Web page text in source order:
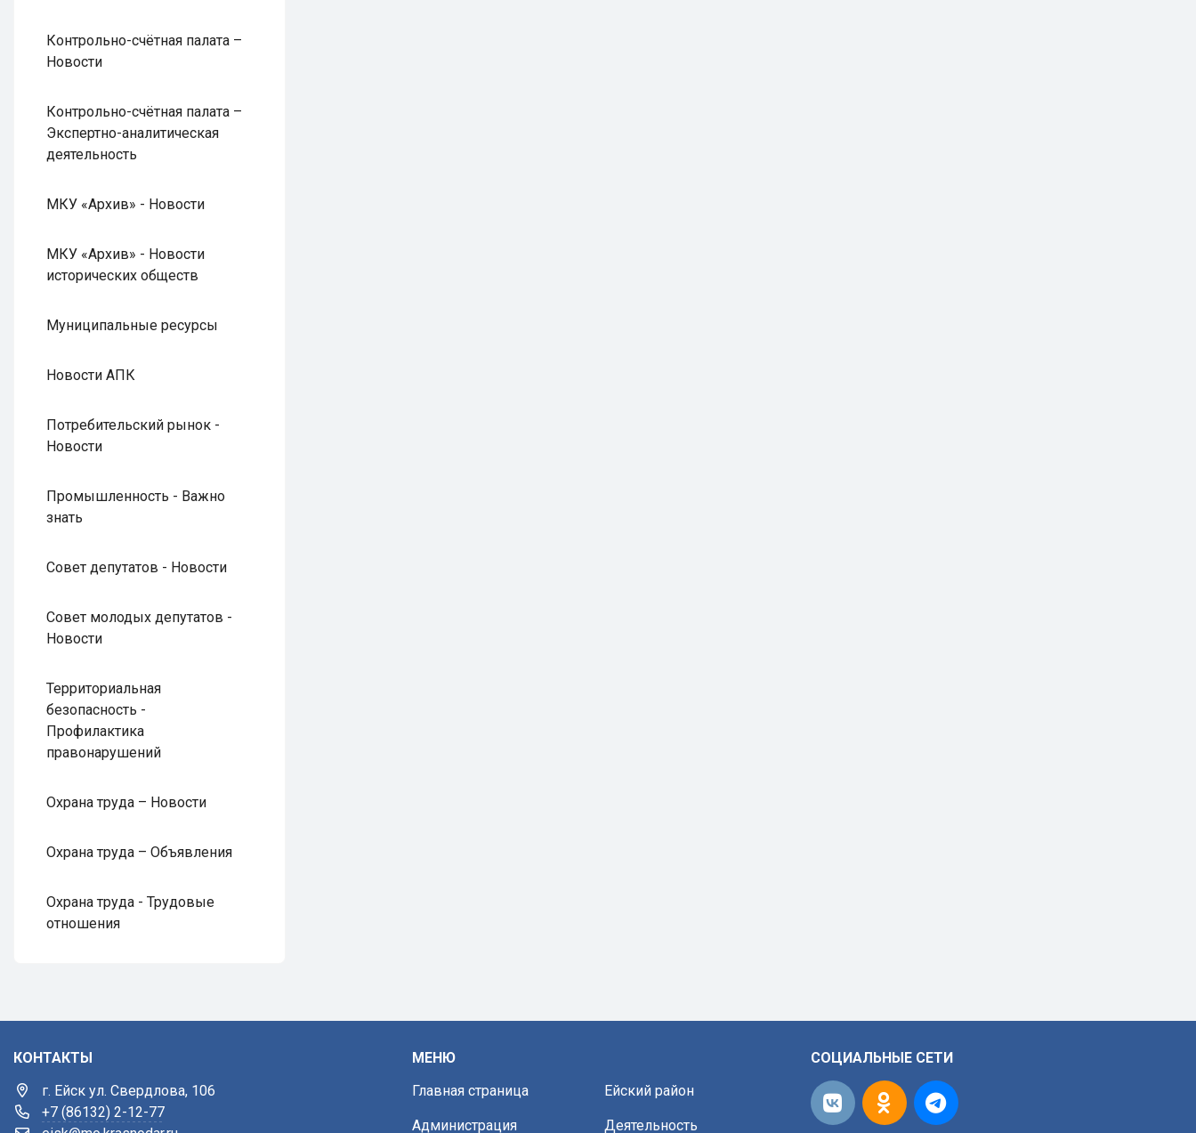
Контрольно-счётная палата –
Новости
Контрольно-счётная палата –
Экспертно-аналитическая
деятельность
МКУ «Архив» - Новости
МКУ «Архив» - Новости
исторических обществ
Муниципальные ресурсы
Новости АПК
Потребительский рынок -
Новости
Промышленность - Важно
знать
Совет депутатов - Новости
Совет молодых депутатов -
Новости
Территориальная
безопасность -
Профилактика
правонарушений
Охрана труда – Новости
Охрана труда – Объявления
Охрана труда - Трудовые
отношения
КОНТАКТЫ
г. Ейск ул. Свердлова, 106
+7 (86132) 2-12-77
МЕНЮ
Главная страница
Ейский район
Администрация Деятельность
СОЦИАЛЬНЫЕ СЕТИ